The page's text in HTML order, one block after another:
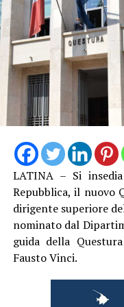
LATINA – Si
Repubblica, il nuovo
dirigente superiore
nominato dal
guida della
Fausto Vinci.